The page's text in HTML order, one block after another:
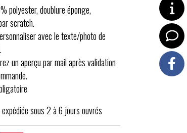
polyester, doublure éponge,
scratch.
avec le texte/photo de
un aperçu par mail après validation
expédiée sous 2 à 6 jours ouvrés